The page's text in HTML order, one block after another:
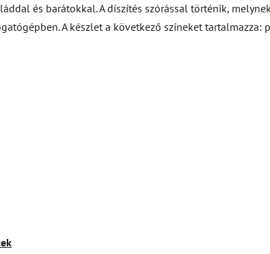
és barátokkal. A díszítés szórással történik, melynek
A készlet a következő színeket tartalmazza: